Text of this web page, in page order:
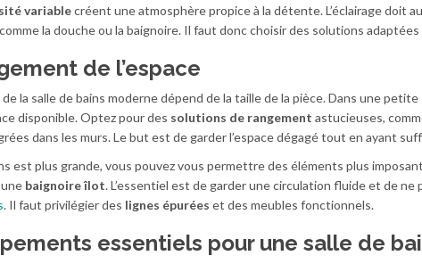
variablecréent une atmosphère propice à la détente. L’éclairage doit
la douche ou la baignoire. Il faut donc choisir des solutions adaptées
de l’espace
de la salle de bains moderne dépend de la taille de la pièce. Dans une
disponible. Optez pour des solutions de rangement astucieuses,
dans les murs. Le but est de garder l’espace dégagé tout en ayant
est plus grande, vous pouvez vous permettre des éléments plus
baignoire îlot. L’essentiel est de garder une circulation fluide et de ne
. Il faut privilégier des lignes épurées et des meubles fonctionnels.
essentiels pour une salle de